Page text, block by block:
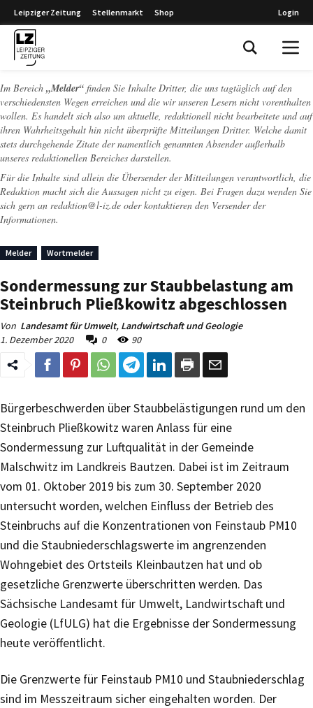
Leipziger Zeitung Stellenmarkt Shop Login
Im Bereich „Melder“ finden Sie Inhalte Dritter, die uns tagtäglich auf den
verschiedensten Wegen erreichen und die wir unseren Lesern nicht vorenthalten
wollen. Es handelt sich also um aktuelle, redaktionell nicht bearbeitete und auf
ihren Wahrheitsgehalt hin nicht überprüfte Mitteilungen Dritter. Welche damit
stets durchgehende Zitate der namentlich genannten Absender außerhalb
unseres redaktionellen Bereiches darstellen.
Für die Inhalte sind allein die Übersender der Mitteilungen verantwortlich, die
Redaktion macht sich die Aussagen nicht zu eigen. Bei Fragen dazu wenden Sie
sich gern an redaktion@l-iz.de oder kontaktieren den Versender der
Informationen.
Melder Wortmelder
Sondermessung zur Staubbelastung am
Steinbruch Pließkowitz abgeschlossen
Von Landesamt für Umwelt, Landwirtschaft und Geologie
1. Dezember 2020
0 90
Bürgerbeschwerden über Staubbelästigungen rund um den
Steinbruch Pließkowitz waren Anlass für eine
Sondermessung zur Luftqualität in der Gemeinde
Malschwitz im Landkreis Bautzen. Dabei ist im Zeitraum
vom 01. Oktober 2019 bis zum 30. September 2020
untersucht worden, welchen Einfluss der Betrieb des
Steinbruchs auf die Konzentrationen von Feinstaub PM10
und die Staubniederschlagswerte im angrenzenden
Wohngebiet des Ortsteils Kleinbautzen hat und ob
gesetzliche Grenzwerte überschritten werden. Das
Sächsische Landesamt für Umwelt, Landwirtschaft und
Geologie (LfULG) hat die Ergebnisse der Sondermessung
heute veröffentlicht.
Die Grenzwerte für Feinstaub PM10 und Staubniederschlag
sind im Messzeitraum sicher eingehalten worden. Der